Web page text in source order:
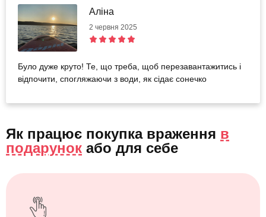
Аліна
2 червня 2025
Було дуже круто! Те, що треба, щоб перезавантажитись і
відпочити, спогляжаючи з води, як сідає сонечко
Як працює покупка враження в
подарунок або для себе